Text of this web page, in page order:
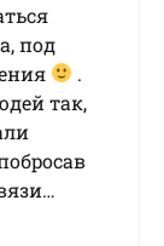
пoд
.
тaк,